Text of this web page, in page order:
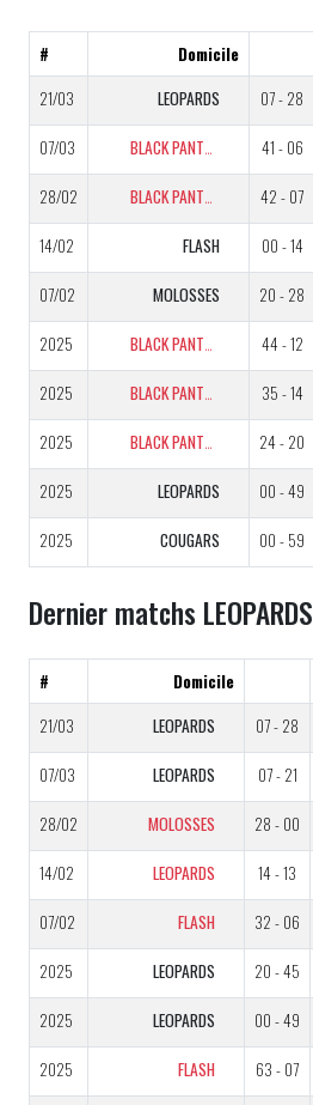
# Domicile
21/03
LEOPARDS 07 - 28
07/03 BLACK PANTHERS 41 - 06
28/02 BLACK PANTHERS 42 - 07
14/02 FLASH 00 - 14
07/02 MOLOSSES 20 - 28
2025 BLACK PANTHERS 44 - 12
2025 BLACK PANTHERS 35 - 14
2025 BLACK PANTHERS 24 - 20
2025 LEOPARDS 00 - 49
2025 COUGARS 00 - 59
Dernier matchs LEOPARDS
# Domicile
21/03
LEOPARDS 07 - 28
07/03 LEOPARDS 07 - 21
28/02 MOLOSSES 28 - 00
14/02 LEOPARDS 14 - 13
07/02 FLASH 32 - 06
2025 LEOPARDS 20 - 45
2025 LEOPARDS 00 - 49
2025 FLASH 63 - 07